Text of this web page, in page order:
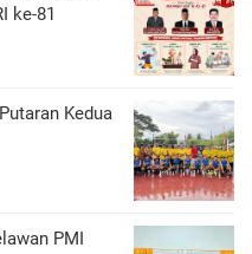
ke-81
Kedua
PMI